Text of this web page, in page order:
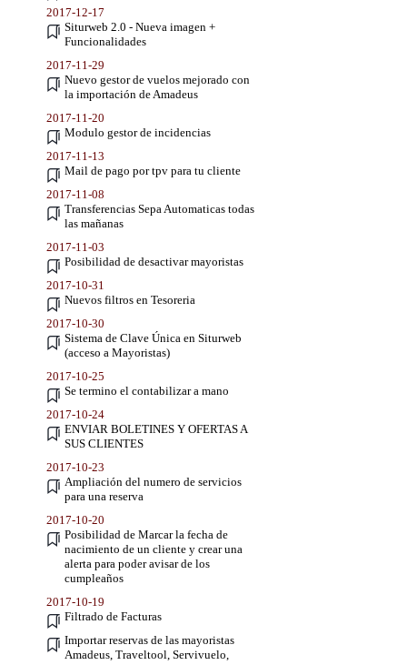
2017-12-17
Siturweb 2.0 - Nueva imagen +
Funcionalidades
2017-11-29
Nuevo gestor de vuelos mejorado con
la importación de Amadeus
2017-11-20
Modulo gestor de incidencias
2017-11-13
Mail de pago por tpv para tu cliente
2017-11-08
Transferencias Sepa Automaticas todas
las mañanas
2017-11-03
Posibilidad de desactivar mayoristas
2017-10-31
Nuevos filtros en Tesoreria
2017-10-30
Sistema de Clave Única en Siturweb
(acceso a Mayoristas)
2017-10-25
Se termino el contabilizar a mano
2017-10-24
ENVIAR BOLETINES Y OFERTAS A
SUS CLIENTES
2017-10-23
Ampliación del numero de servicios
para una reserva
2017-10-20
Posibilidad de Marcar la fecha de
nacimiento de un cliente y crear una
alerta para poder avisar de los
cumpleaños
2017-10-19
Filtrado de Facturas
Importar reservas de las mayoristas
Amadeus, Traveltool, Servivuelo,